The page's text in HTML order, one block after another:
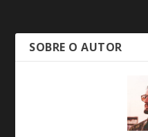
SOBRE O AUTOR